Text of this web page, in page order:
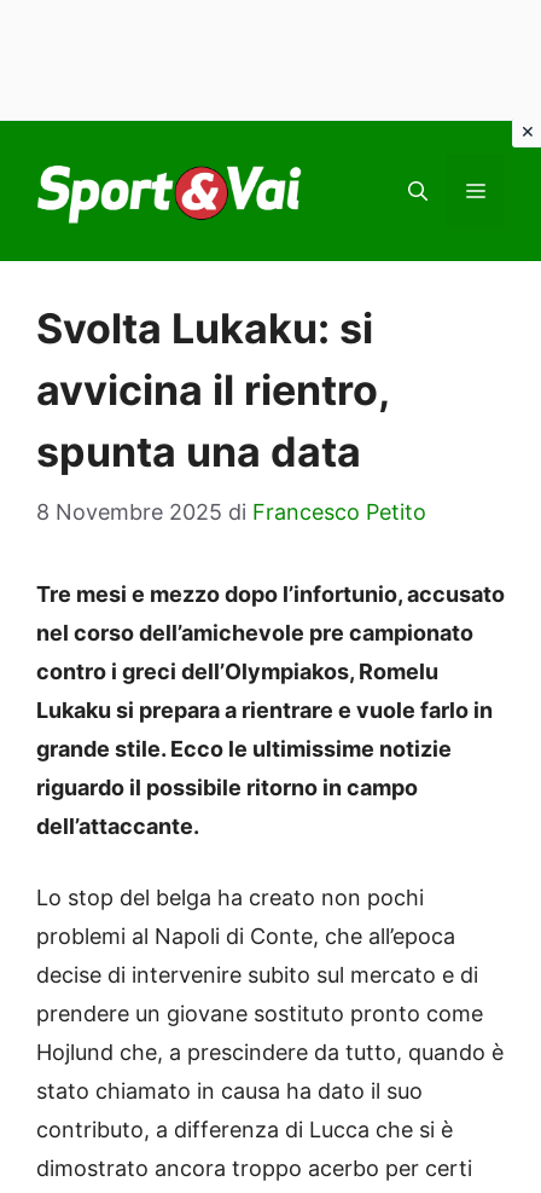
contenuto
Svolta Lukaku: si
avvicina il rientro,
spunta una data
8 Novembre 2025 di Francesco Petito
Tre mesi e mezzo dopo l’infortunio, accusato
nel corso dell’amichevole pre campionato
contro i greci dell’Olympiakos, Romelu
Lukaku si prepara a rientrare e vuole farlo in
grande stile. Ecco le ultimissime notizie
riguardo il possibile ritorno in campo
dell’attaccante.
Lo stop del belga ha creato non pochi
problemi al Napoli di Conte, che all’epoca
decise di intervenire subito sul mercato e di
prendere un giovane sostituto pronto come
Hojlund che, a prescindere da tutto, quando è
stato chiamato in causa ha dato il suo
contributo, a differenza di Lucca che si è
dimostrato ancora troppo acerbo per certi